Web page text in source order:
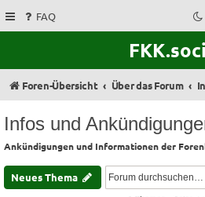
FAQ
Foren-Übersicht Über das Forum
Infos und
Ankündigungen und Informationen der
Neues Thema